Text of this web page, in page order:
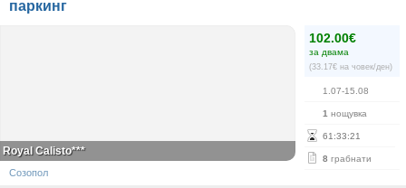
паркинг
102.00€
за двама
(33.17€ на човек/ден)
1.07-15.08
1 нощувка
61 :33:21
8 грабнати
Royal Calisto***
Созопол